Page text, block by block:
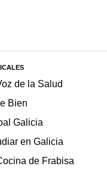
de la Salud
Bien
Galicia
en Galicia
de Frabisa